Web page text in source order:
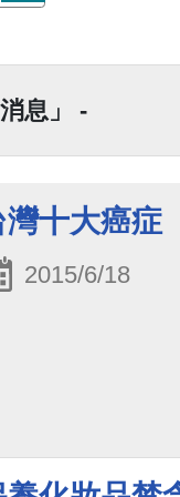
息」 -
灣十大癌症
2015/6/18